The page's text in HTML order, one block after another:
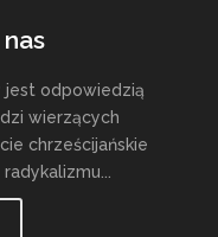
nas
jest odpowiedzią
wierzących
chrześcijańskie